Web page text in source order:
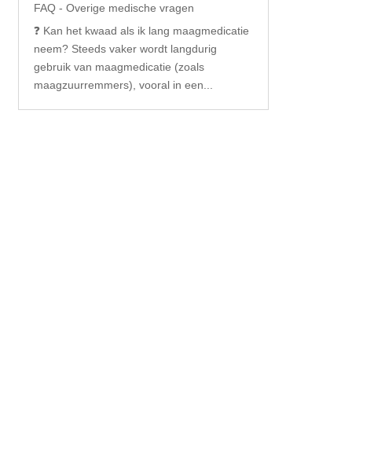
FAQ - Overige medische vragen
❓ Kan het kwaad als ik lang maagmedicatie
neem? Steeds vaker wordt langdurig
gebruik van maagmedicatie (zoals
maagzuurremmers), vooral in een...